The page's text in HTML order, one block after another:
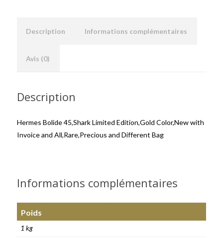
Description Informations complémentaires
Avis (0)
Description
Hermes Bolide 45,Shark Limited Edition,Gold Color,New with
Invoice and All,Rare,Precious and Different Bag
Informations complémentaires
Poids
1 kg